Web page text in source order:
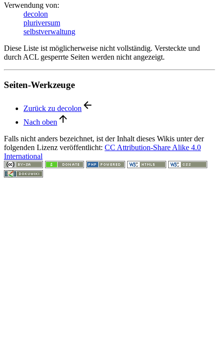
Verwendung von:
decolon
pluriversum
selbstverwaltung
Diese Liste ist möglicherweise nicht vollständig. Versteckte und
durch ACL gesperrte Seiten werden nicht angezeigt.
Seiten-Werkzeuge
Zurück zu decolon
Nach oben
Falls nicht anders bezeichnet, ist der Inhalt dieses Wikis unter der
folgenden Lizenz veröffentlicht: CC Attribution-Share Alike 4.0
International